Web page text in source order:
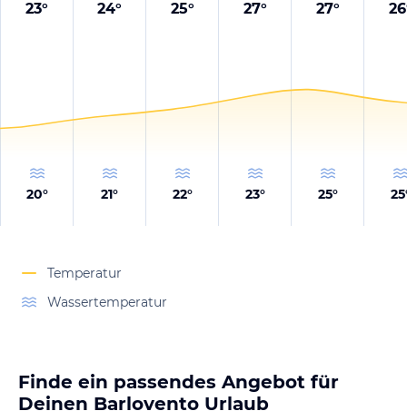
23°
20°
24°
21°
25°
22°
27°
23°
27°
25°
26
25
Temperatur
Wassertemperatur
Finde ein passendes Angebot für
Deinen Barlovento Urlaub